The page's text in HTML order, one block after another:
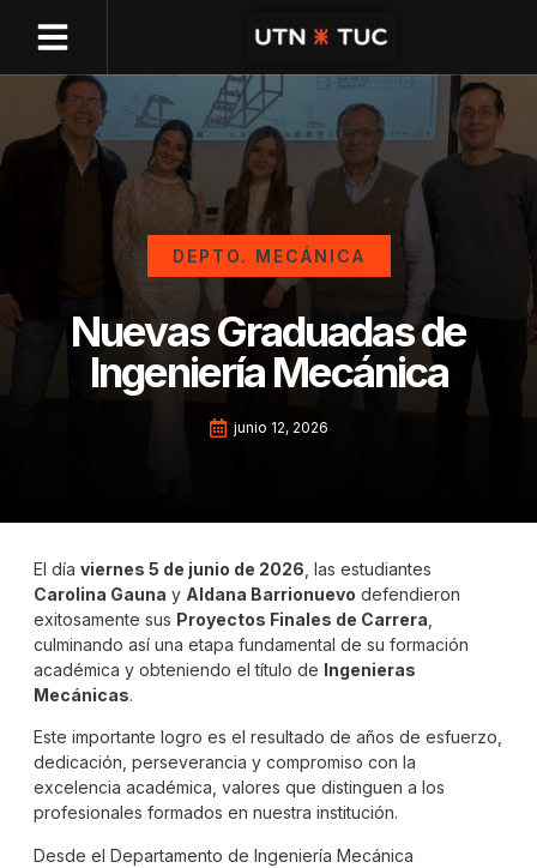
DEPTO. MECÁNICA
Nuevas Graduadas de
Ingeniería Mecánica
junio 12, 2026
El día viernes 5 de junio de 2026 , las estudiantes
Carolina Gauna y Aldana Barrionuevo defendieron
exitosamente sus Proyectos Finales de Carrera
culminando así una etapa fundamental de su formación
académica y obteniendo el título de Ingenieras
Mecánicas.
Este importante logro es el resultado de años de esfuerzo,
dedicación, perseverancia y compromiso con la
excelencia académica, valores que distinguen a los
profesionales formados en nuestra institución.
Desde el Departamento de Ingeniería Mecánica